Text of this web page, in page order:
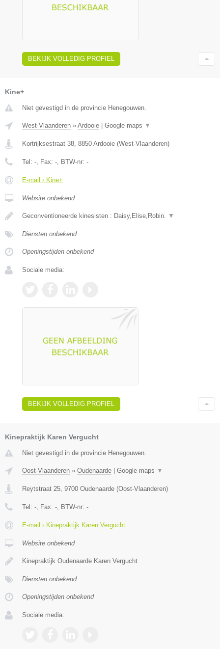
BEKIJK VOLLEDIG PROFIEL
Kine+
Niet gevestigd in de provincie Henegouwen.
West-Vlaanderen » Ardooie Google maps ▼
Kortrijksestraat 38, 8850 Ardooie (West-Vlaanderen)
Tel: -, Fax: -, BTW-nr: -
E-mail › Kine+
Website onbekend
Geconventioneerde kinesisten : Daisy,Elise,Robin. ▼
Diensten onbekend
Openingstijden onbekend
Sociale media:
BEKIJK VOLLEDIG PROFIEL
Kinepraktijk Karen Vergucht
Niet gevestigd in de provincie Henegouwen.
Oost-Vlaanderen » Oudenaarde Google maps ▼
Reytstraat 25 9700 Oudenaarde (Oost-Vlaanderen)
Tel: - , Fax: - , BTW-nr: -
E-mail › Kinepraktijk Karen Vergucht
Website onbekend
Kinepraktijk Oudenaarde Karen Vergucht
Diensten onbekend
Openingstijden onbekend
Sociale media: